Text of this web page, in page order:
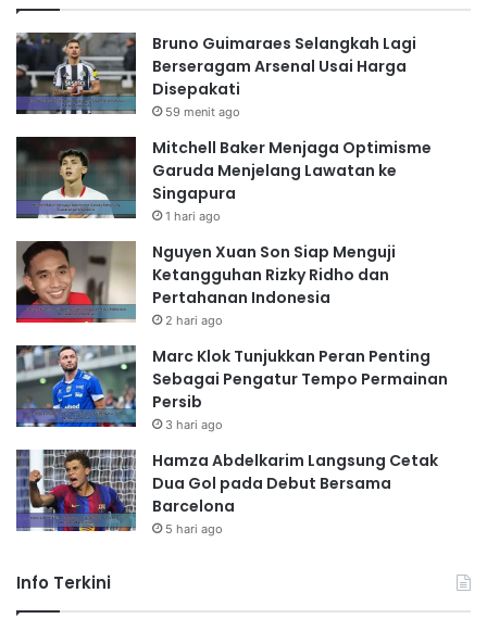
Bruno Guimaraes Selangkah Lagi
Berseragam Arsenal Usai Harga
Disepakati
59 menit ago
Mitchell Baker Menjaga Optimisme
Garuda Menjelang Lawatan ke
Singapura
1 hari ago
Nguyen Xuan Son Siap Menguji
Ketangguhan Rizky Ridho dan
Pertahanan Indonesia
2 hari ago
Marc Klok Tunjukkan Peran Penting
Sebagai Pengatur Tempo Permainan
Persib
3 hari ago
Hamza Abdelkarim Langsung Cetak
Dua Gol pada Debut Bersama
Barcelona
5 hari ago
Info Terkini